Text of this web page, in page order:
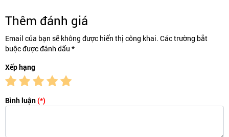
Thêm đánh giá
Email của bạn sẽ không được hiển thị công khai. Các trường bắt
buộc được đánh dấu *
Xếp hạng
Bình luận(*)